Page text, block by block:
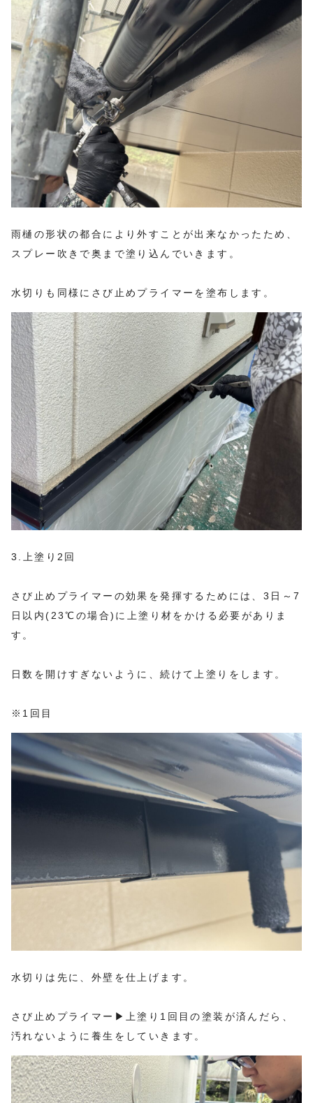
雨樋の形状の都合により外すことが出来なかったため、
スプレー吹きで奥まで塗り込んでいきます。
水切りも同様にさび止めプライマーを塗布します。
3.上塗り2回
さび止めプライマーの効果を発揮するためには、3日～7
日以内(23℃の場合)に上塗り材をかける必要がありま
す。
日数を開けすぎないように、続けて上塗りをします。
※1回目
水切りは先に、外壁を仕上げます。
さび止めプライマー▶︎上塗り1回目の塗装が済んだら、
汚れないように養生をしていきます。